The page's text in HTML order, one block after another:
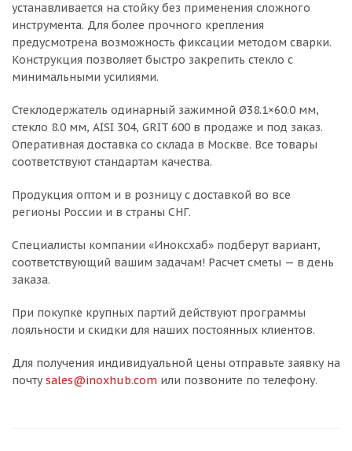
устанавливается на стойку без применения сложного
инструмента. Для более прочного крепления
предусмотрена возможность фиксации методом сварки.
Конструкция позволяет быстро закрепить стекло с
минимальными усилиями.
Стеклодержатель одинарный зажимной Ø38.1×60.0 мм,
стекло 8.0 мм, AISI 304, GRIT 600 в продаже и под заказ.
Оперативная доставка со склада в Москве. Все товары
соответствуют стандартам качества.
Продукция оптом и в розницу с доставкой во все
регионы России и в страны СНГ.
Специалисты компании «Иноксхаб» подберут вариант,
соответствующий вашим задачам! Расчет сметы — в день
заказа.
При покупке крупных партий действуют программы
лояльности и скидки для наших постоянных клиентов.
Для получения индивидуальной цены отправьте заявку на
почтуsales@inoxhub.com или позвоните по телефону.